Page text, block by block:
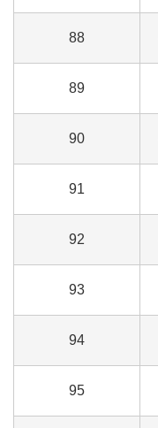
88
89
90
91
92
93
94
95